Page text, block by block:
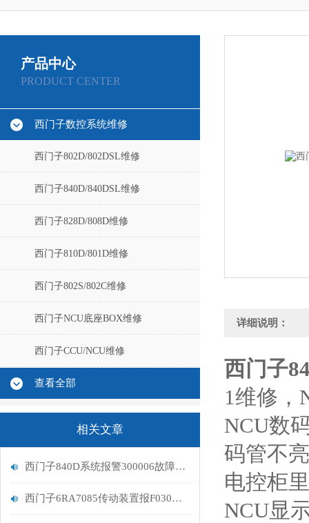
产品中心
PRODUCT CENTER
西门子数控系统维修
西门子802D/802DSL维修
西门子840D/840DSL维修
西门子828D/808D维修
西门子810D/801D维修
西门子802S/802C维修
西门子NCU底座BOX维修
西门子CCU/NCU维修
查看全部
相关文章
西门子840D系统报警300006故障处理
西门子6RA7085传动装置报F030直流调速器维修解决
详细说明：
西门子
1维修，
NCU数
码管不
电控柜
NCU显